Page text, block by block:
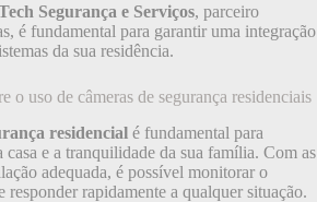
Segurança e Serviços, parceiro
é fundamental para garantir uma integração
da sua residência.
o uso de câmeras de segurança residenciais
residencial é fundamental para
casa e a tranquilidade da sua família. Com as
adequada, é possível monitorar o
responder rapidamente a qualquer situação.